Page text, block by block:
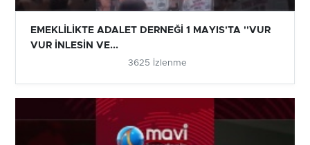
EMEKLİLİKTE ADALET DERNEĞİ 1 MAYIS'TA ''VUR
VUR İNLESİN VE...
3625 İzlenme